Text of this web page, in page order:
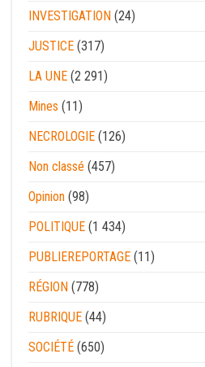
INVESTIGATION (24)
JUSTICE (317)
LA UNE (2 291)
Mines (11)
NECROLOGIE (126)
Non classé (457)
Opinion (98)
POLITIQUE (1 434)
PUBLIEREPORTAGE (11)
RÉGION (778)
RUBRIQUE (44)
SOCIÉTÉ (650)